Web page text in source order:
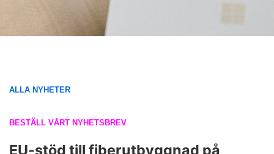
ALLA NYHETER
BESTÄLL VÅRT NYHETSBREV
EU-stöd till fiberutbyggnad på